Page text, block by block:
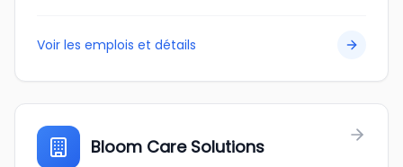
Voir les emplois et détails
Bloom Care Solutions